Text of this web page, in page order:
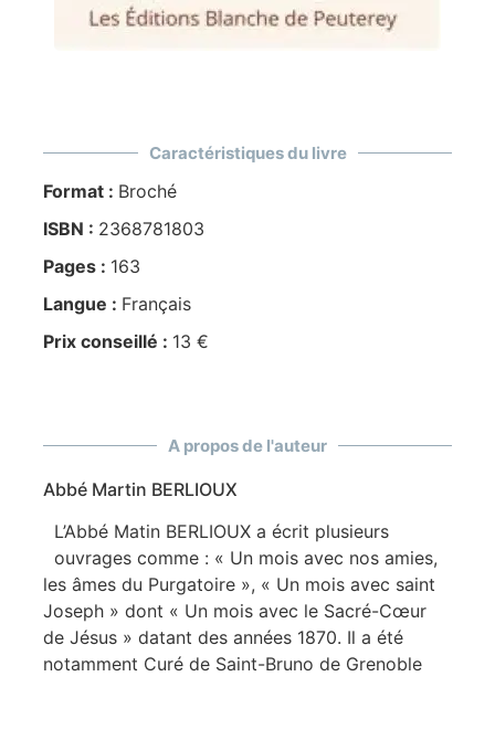
Caractéristiques du livre
Format : Broché
ISBN : 2368781803
Pages : 163
Langue : Français
Prix conseillé : 13 €
A propos de l'auteur
Abbé Martin BERLIOUX
L’Abbé Matin BERLIOUX a écrit plusieurs
ouvrages comme : « Un mois avec nos amies,
les âmes du Purgatoire », « Un mois avec saint
Joseph » dont « Un mois avec le Sacré-Cœur
de Jésus » datant des années 1870. Il a été
notamment Curé de Saint-Bruno de Grenoble